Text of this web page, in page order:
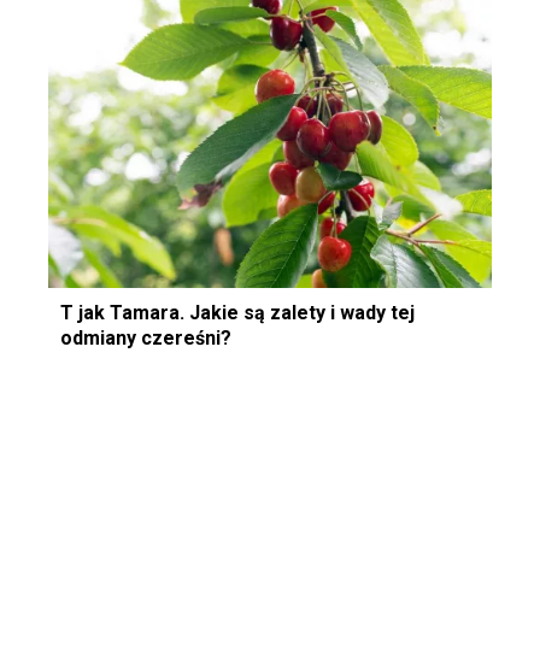
T jak Tamara. Jakie są zalety i wady tej
odmiany czereśni?